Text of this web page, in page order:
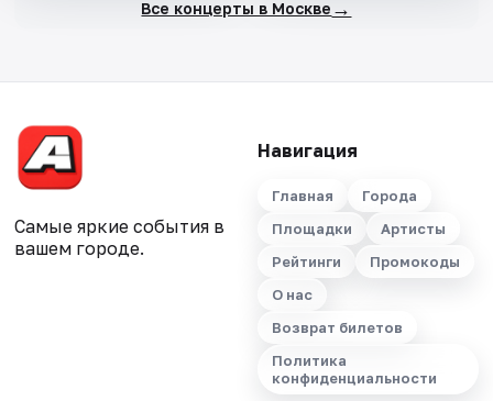
Все концерты в Москве →
Самые яркие события в
вашем городе.
Навигация
Главная
Города
Площадки
Артисты
Рейтинги
Промокоды
О нас
Возврат билетов
Политика
конфиденциальности